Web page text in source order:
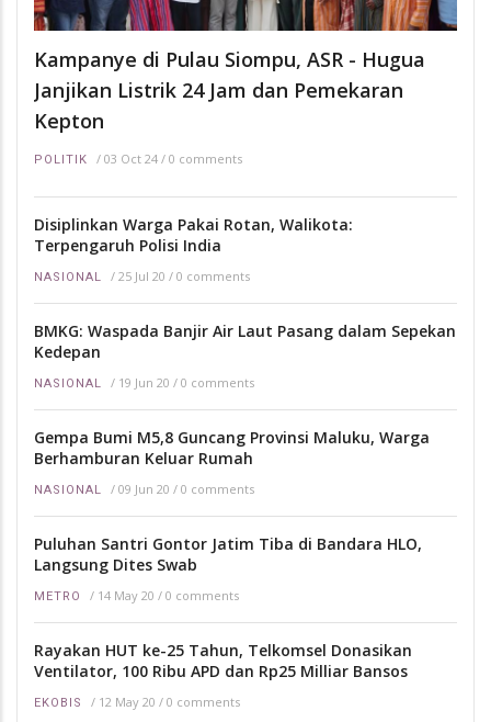
Kampanye di Pulau Siompu, ASR - Hugua
Janjikan Listrik 24 Jam dan Pemekaran
Kepton
POLITIK / 03 Oct 24 / 0 comments
Disiplinkan Warga Pakai Rotan, Walikota:
Terpengaruh Polisi India
NASIONAL / 25 Jul 20 / 0 comments
BMKG: Waspada Banjir Air Laut Pasang dalam Sepekan
Kedepan
NASIONAL / 19 Jun 20 / 0 comments
Gempa Bumi M5,8 Guncang Provinsi Maluku, Warga
Berhamburan Keluar Rumah
NASIONAL / 09 Jun 20 / 0 comments
Puluhan Santri Gontor Jatim Tiba di Bandara HLO,
Langsung Dites Swab
METRO / 14 May 20 / 0 comments
Rayakan HUT ke-25 Tahun, Telkomsel Donasikan
Ventilator, 100 Ribu APD dan Rp25 Milliar Bansos
EKOBIS / 12 May 20 / 0 comments